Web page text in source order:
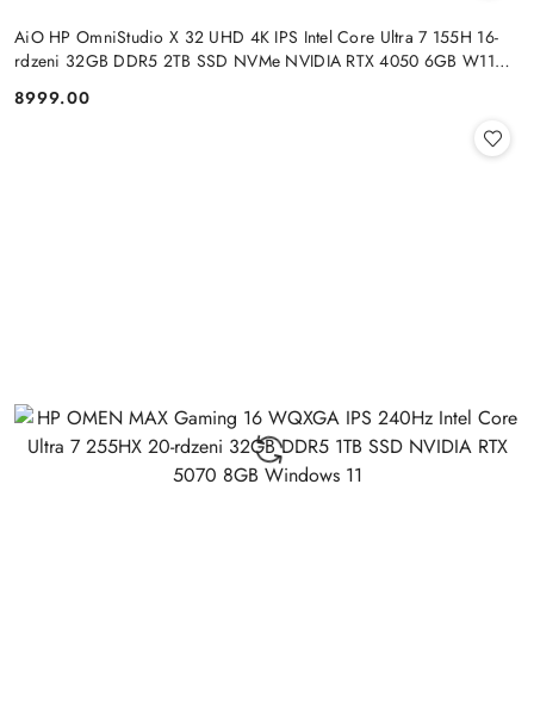
AiO HP OmniStudio X 32 UHD 4K IPS Intel Core Ultra 7 155H 16-
rdzeni 32GB DDR5 2TB SSD NVMe NVIDIA RTX 4050 6GB W11
Cena:
8999.00